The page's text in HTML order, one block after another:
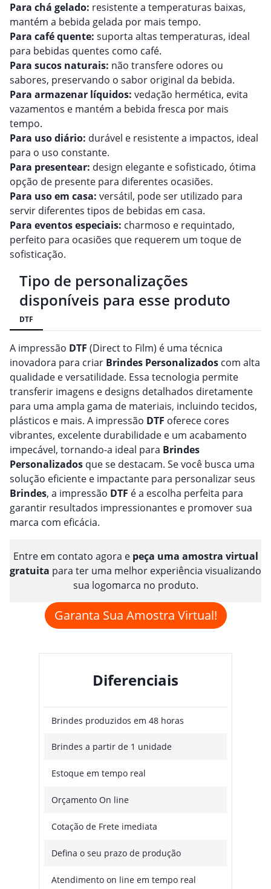
Para chá gelado: resistente a temperaturas baixas,
mantém a bebida gelada por mais tempo.
Para café quente: suporta altas temperaturas, ideal
para bebidas quentes como café.
Para sucos naturais: não transfere odores ou
sabores, preservando o sabor original da bebida.
Para armazenar líquidos: vedação hermética, evita
vazamentos e mantém a bebida fresca por mais
tempo.
Para uso diário: durável e resistente a impactos, ideal
para o uso constante.
Para presentear: design elegante e sofisticado, ótima
opção de presente para diferentes ocasiões.
Para uso em casa: versátil, pode ser utilizado para
servir diferentes tipos de bebidas em casa.
Para eventos especiais: charmoso e requintado,
perfeito para ocasiões que requerem um toque de
sofisticação.
Tipo de personalizações
disponíveis para esse produto
DTF
A impressão DTF (Direct to Film) é uma técnica
inovadora para criar Brindes Personalizados com alta
qualidade e versatilidade. Essa tecnologia permite
transferir imagens e designs detalhados diretamente
para uma ampla gama de materiais, incluindo tecidos,
plásticos e mais. A impressão DTF oferece cores
vibrantes, excelente durabilidade e um acabamento
impecável, tornando-a ideal para Brindes
Personalizados que se destacam. Se você busca uma
solução eficiente e impactante para personalizar seus
Brindes, a impressão DTF é a escolha perfeita para
garantir resultados impressionantes e promover sua
marca com eficácia.
Entre em contato agora e peça uma amostra virtual
gratuita para ter uma melhor experiência visualizando
sua logomarca no produto.
Garanta Sua Amostra Virtual!
Diferenciais
Brindes produzidos em 48 horas
Brindes a partir de 1 unidade
Estoque em tempo real
Orçamento On line
Cotação de Frete imediata
Defina o seu prazo de produção
Atendimento on line em tempo real